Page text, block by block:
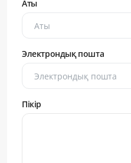
Аты
Электрондық пошта
Пікір